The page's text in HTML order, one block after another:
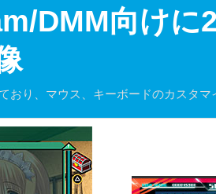
DMM向けに
り、マウス、キーボードのカスタマ